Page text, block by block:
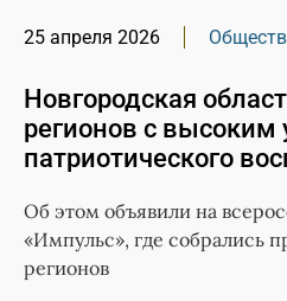
25 апреля 2026
Новгородская
регионов с высоким
патриотического
Об этом объявили на
«Импульс», где собрались
регионов